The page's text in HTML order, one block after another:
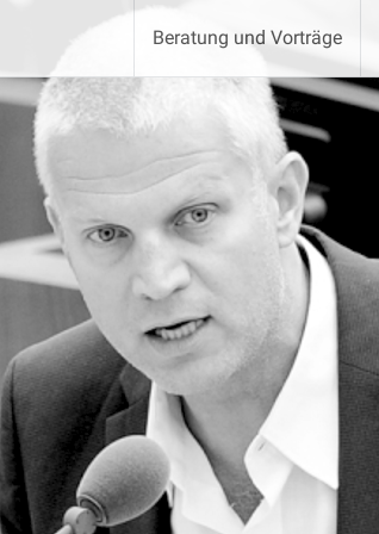
Beratung und Vorträge